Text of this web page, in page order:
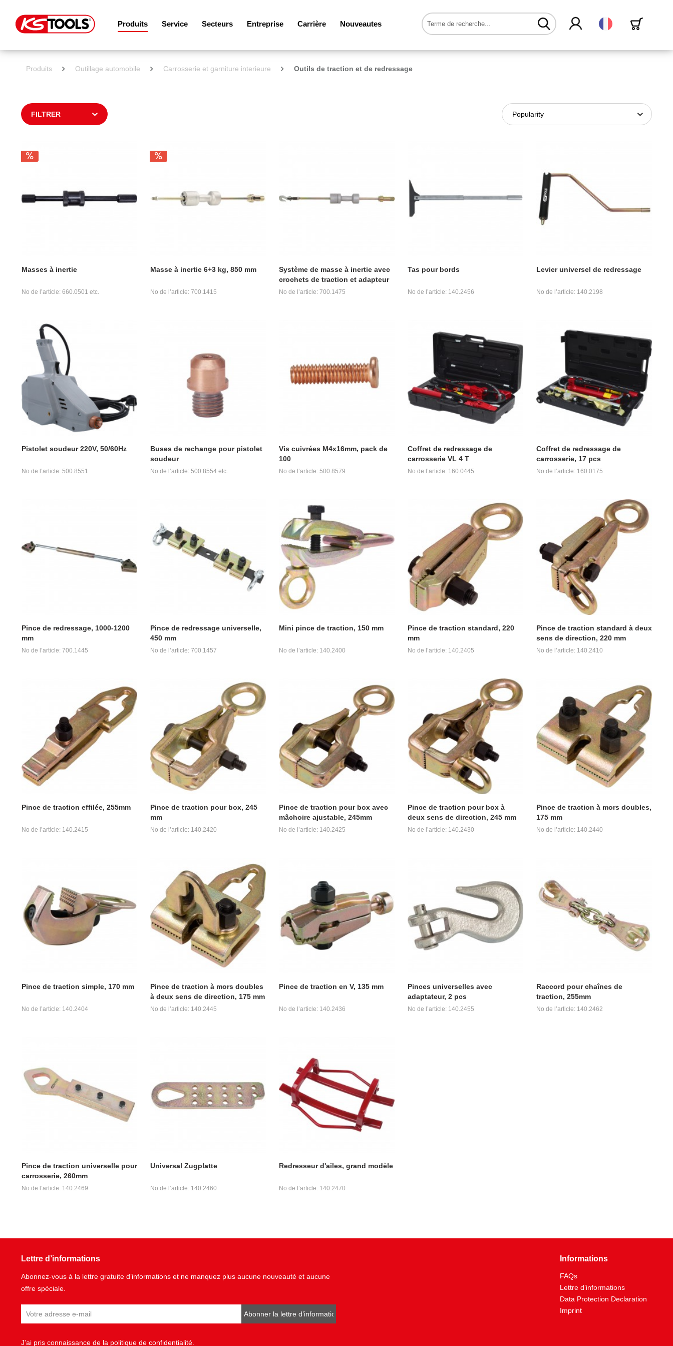
Produits Service Secteurs Entreprise Carrière Nouveautes Français
Produits Outillage automobile Carrosserie et garniture interieure Outils de traction et de redressage
FILTRER
Masses à inertie
No de l’article: 660.0501 etc.
Masse à inertie 6+3 kg, 850 mm
No de l’article: 700.1415
Système de masse à inertie avec
crochets de traction et adapteur
No de l’article: 700.1475
Tas pour bords
No de l’article: 140.2456
Levier universel de redressage
No de l’article: 140.2198
Pistolet soudeur 220V, 50/60Hz
No de l’article: 500.8551
Buses de rechange pour pistolet
soudeur
No de l’article: 500.8554 etc.
Vis cuivrées M4x16mm, pack de
100
No de l’article: 500.8579
Coffret de redressage de
carrosserie VL 4 T
No de l’article: 160.0445
Coffret de redressage de
carrosserie, 17 pcs
No de l’article: 160.0175
Pince de redressage, 1000-1200
mm
No de l’article: 700.1445
Pince de redressage universelle,
450 mm
No de l’article: 700.1457
Mini pince de traction, 150 mm
No de l’article: 140.2400
Pince de traction standard, 220
mm
No de l’article: 140.2405
Pince de traction standard à deux
sens de direction, 220 mm
No de l’article: 140.2410
Pince de traction effilée, 255mm
No de l’article: 140.2415
Pince de traction pour box, 245
mm
No de l’article: 140.2420
Pince de traction pour box avec
mâchoire ajustable, 245mm
No de l’article: 140.2425
Pince de traction pour box à
deux sens de direction, 245 mm
No de l’article: 140.2430
Pince de traction à mors doubles,
175 mm
No de l’article: 140.2440
Pince de traction simple, 170 mm
No de l’article: 140.2404
Pince de traction à mors doubles
à deux sens de direction, 175 mm
No de l’article: 140.2445
Pince de traction en V, 135 mm
No de l’article: 140.2436
Pinces universelles avec
adaptateur, 2 pcs
No de l’article: 140.2455
Raccord pour chaînes de
traction, 255mm
No de l’article: 140.2462
Pince de traction universelle pour
carrosserie, 260mm
No de l’article: 140.2469
Universal Zugplatte
No de l’article: 140.2460
Redresseur d'ailes, grand modèle
No de l’article: 140.2470
Lettre d’informations
Abonnez-vous à la lettre gratuite d’informations et ne manquez plus aucune nouveauté et aucune
offre spéciale.
Abonner la lettre d’informations
J'ai pris connaissance de la politique de confidentialité
Informations
FAQs
Lettre d’informations
Data Protection Declaration
Imprint